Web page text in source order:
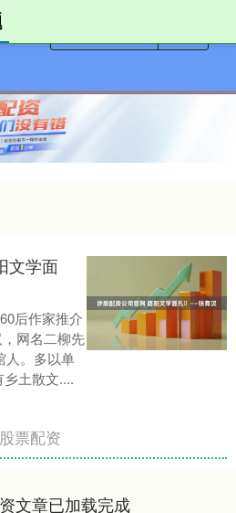
文学面
后作家推介
网名二柳先
人。多以单
土散文....
票配资
文章已加载完成